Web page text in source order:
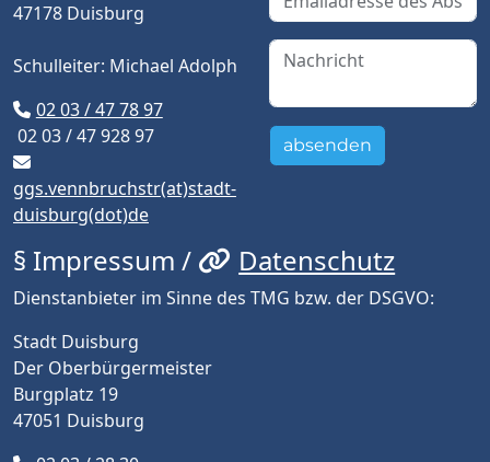
47178 Duisburg
Schulleiter: Michael Adolph
02 03 / 47 78 97
02 03 / 47 928 97
ggs.vennbruchstr(at)stadt-
duisburg(dot)de
absenden
§ Impressum / Datenschutz
Dienstanbieter im Sinne des TMG bzw. der DSGVO:
Stadt Duisburg
Der Oberbürgermeister
Burgplatz 19
47051 Duisburg